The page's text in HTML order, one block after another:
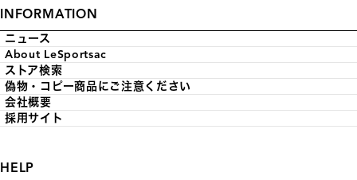
INFORMATION
ニュース
About LeSportsac
ストア検索
偽物・コピー商品にご注意ください
会社概要
採用サイト
HELP